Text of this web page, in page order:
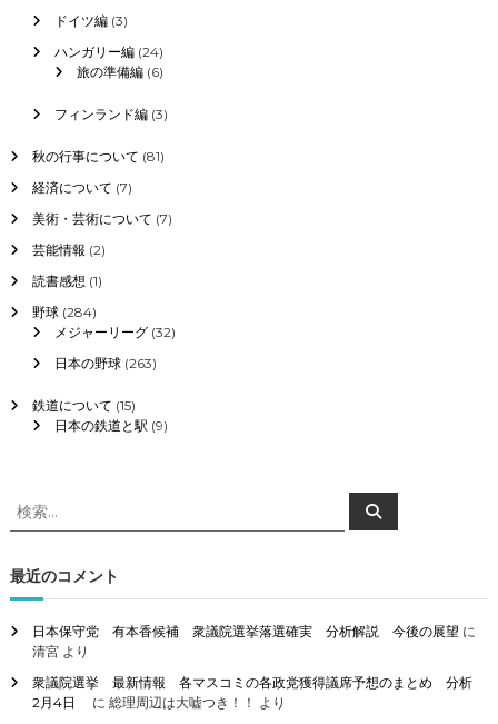
ドイツ編(3)
ハンガリー編(24)
旅の準備編(6)
フィンランド編(3)
秋の行事について (81)
経済について (7)
美術・芸術について (7)
芸能情報 (2)
読書感想 (1)
野球(284)
メジャーリーグ(32)
日本の野球(263)
鉄道について (15)
日本の鉄道と駅 (9)
検
索
象
:
検
索
最近のコメント
日本保守党 有本香候補 衆議院選挙落選確実 分析解説 今後の展望 に
清宮より
衆議院選挙 最新情報 各マスコミの各政党獲得議席予想のまとめ 分析
2月4日
に 総理周辺は大嘘つき！！ より